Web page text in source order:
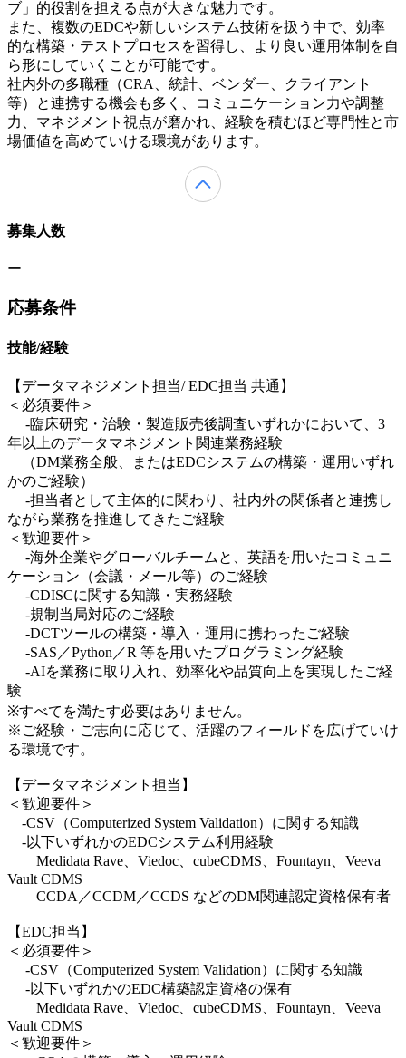
ブ」的役割を担える点が大きな魅力です。
また、複数のEDCや新しいシステム技術を扱う中で、効率
的な構築・テストプロセスを習得し、より良い運用体制を自
ら形にしていくことが可能です。
社内外の多職種（CRA、統計、ベンダー、クライアント
等）と連携する機会も多く、コミュニケーション力や調整
力、マネジメント視点が磨かれ、経験を積むほど専門性と市
場価値を高めていける環境があります。
募集人数
ー
応募条件
技能/経験
【データマネジメント担当/ EDC担当 共通】
＜必須要件＞
-臨床研究・治験・製造販売後調査いずれかにおいて、3
年以上のデータマネジメント関連業務経験
（DM業務全般、またはEDCシステムの構築・運用いずれ
かのご経験）
-担当者として主体的に関わり、社内外の関係者と連携し
ながら業務を推進してきたご経験
＜歓迎要件＞
-海外企業やグローバルチームと、英語を用いたコミュニ
ケーション（会議・メール等）のご経験
-CDISCに関する知識・実務経験
-規制当局対応のご経験
-DCTツールの構築・導入・運用に携わったご経験
-SAS／Python／R 等を用いたプログラミング経験
-AIを業務に取り入れ、効率化や品質向上を実現したご経
験
※すべてを満たす必要はありません。
※ご経験・ご志向に応じて、活躍のフィールドを広げていけ
る環境です。
【データマネジメント担当】
＜歓迎要件＞
-CSV（Computerized System Validation）に関する知識
-以下いずれかのEDCシステム利用経験
Medidata Rave、Viedoc、cubeCDMS、Fountayn、Veeva
Vault CDMS
CCDA／CCDM／CCDS などのDM関連認定資格保有者
【EDC担当】
＜必須要件＞
-CSV（Computerized System Validation）に関する知識
-以下いずれかのEDC構築認定資格の保有
Medidata Rave、Viedoc、cubeCDMS、Fountayn、Veeva
Vault CDMS
＜歓迎要件＞